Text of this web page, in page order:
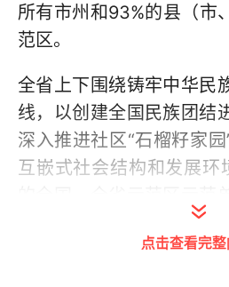
所有市州和93%的县（市
范区。
全省上下围绕铸牢中华民
线，以创建全国民族团结
深入推进社区“石榴籽家
互嵌式社会结构和发展环
各地在互检互学中有力解
到头”的问题。民族团结进
点击查看完